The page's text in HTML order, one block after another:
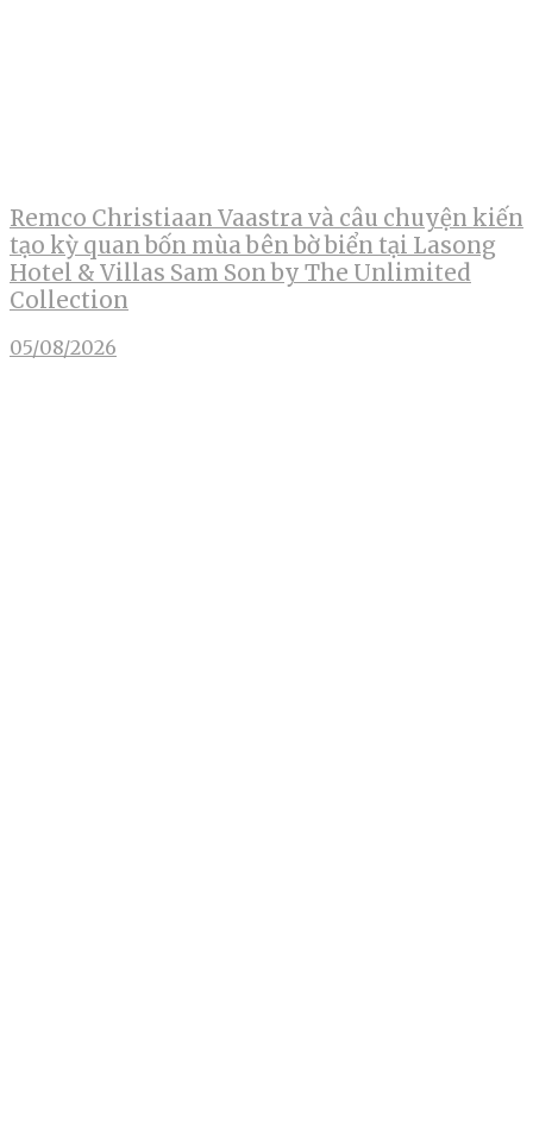
Remco Christiaan Vaastra và câu chuyện kiến
tạo kỳ quan bốn mùa bên bờ biển tại Lasong
Hotel & Villas Sam Son by The Unlimited
Collection
05/08/2026